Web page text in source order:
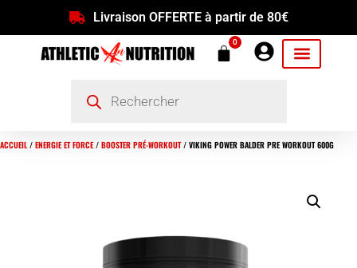
Livraison OFFERTE à partir de 80€
0
ACCUEIL/ ENERGIE ET FORCE/ BOOSTER PRÉ-WORKOUT/ VIKING POWER BALDER PRE WORKOUT 600G